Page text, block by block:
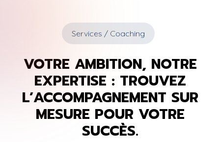
Services / Coaching
VOTRE AMBITION, NOTRE
EXPERTISE : TROUVEZ
L’ACCOMPAGNEMENT SUR
MESURE POUR VOTRE
SUCCÈS.